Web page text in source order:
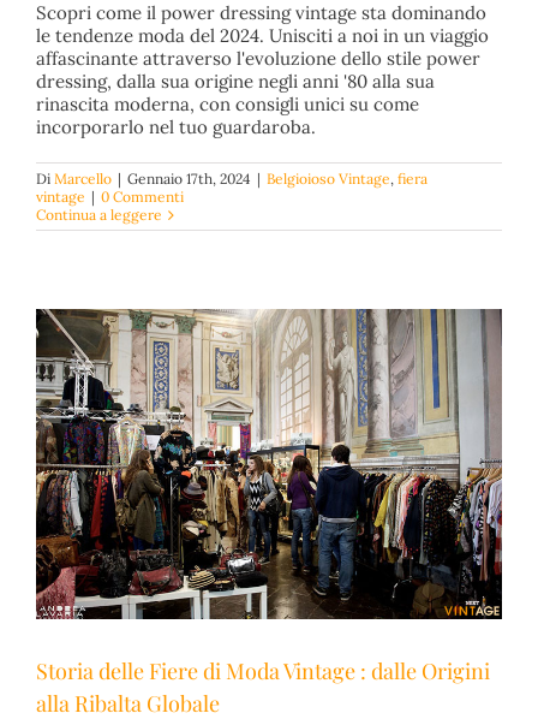
Vintage Power Dressing: Rivivi il Carisma degli Anni ’80
Belgioioso Vintage fiera vintage
Scopri come il power dressing vintage sta dominando
le tendenze moda del 2024. Unisciti a noi in un viaggio
affascinante attraverso l'evoluzione dello stile power
dressing, dalla sua origine negli anni '80 alla sua
rinascita moderna, con consigli unici su come
incorporarlo nel tuo guardaroba.
Di Marcello | Gennaio 17th, 2024 | Belgioioso Vintage, fiera
vintage | 0 Commenti
Continua a leggere
Storia delle Fiere di Moda Vintage : dalle Origini
alla Ribalta Globale